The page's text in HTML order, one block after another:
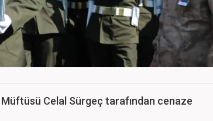
Müftüsü Celal Sürgeç tarafından cenaze